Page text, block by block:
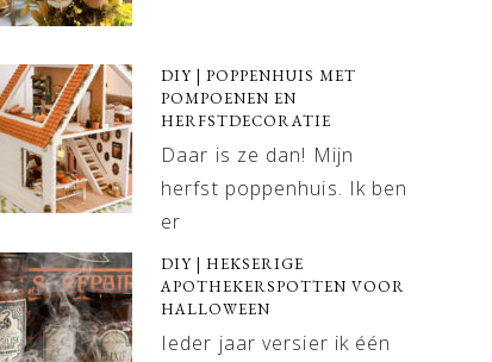
DIY | POPPENHUIS MET
POMPOENEN EN
HERFSTDECORATIE
Daar is ze dan! Mijn
herfst poppenhuis. Ik ben
er
DIY | HEKSERIGE
APOTHEKERSPOTTEN VOOR
HALLOWEEN
Ieder jaar versier ik één